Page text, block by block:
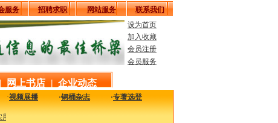
服务 招聘求职 网站服务
联系我们
设为首页
加入收藏
会员注册
会员服务
| 网上书店 | 企业动态
·视频展播 ·钢桶杂志 ·专著选登
艺、技术、质量及设备信息，致力于解决您生产中的实际问题。